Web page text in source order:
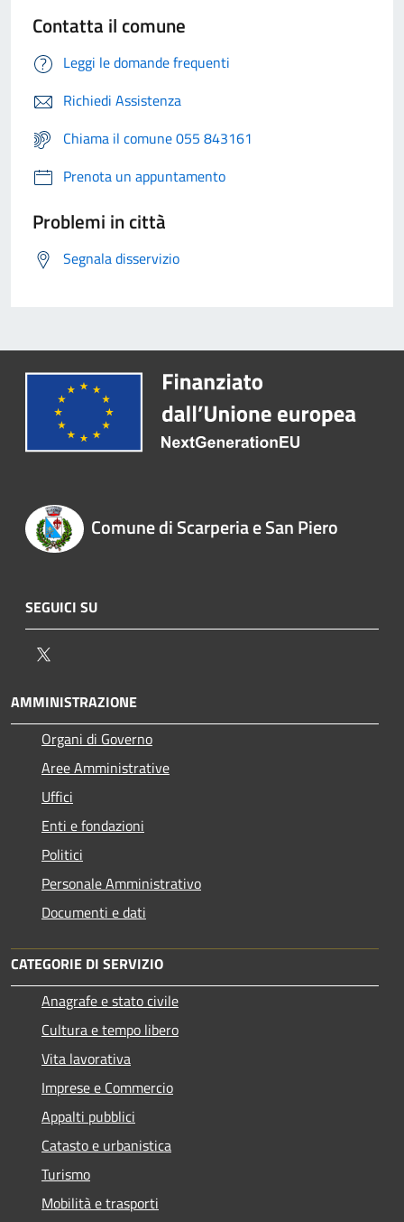
Contatta il comune
Leggi le domande frequenti
Richiedi Assistenza
Chiama il comune 055 843161
Prenota un appuntamento
Problemi in città
Segnala disservizio
Comune di Scarperia e San Piero
SEGUICI SU
AMMINISTRAZIONE
Organi di Governo
Aree Amministrative
Uffici
Enti e fondazioni
Politici
Personale Amministrativo
Documenti e dati
CATEGORIE DI SERVIZIO
Anagrafe e stato civile
Cultura e tempo libero
Vita lavorativa
Imprese e Commercio
Appalti pubblici
Catasto e urbanistica
Turismo
Mobilità e trasporti